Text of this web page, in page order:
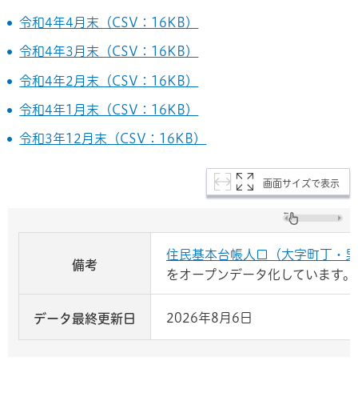
令和4年4月末（CSV：16KB）
令和4年3月末（CSV：16KB）
令和4年2月末（CSV：16KB）
令和4年1月末（CSV：16KB）
令和3年12月末（CSV：16KB）
画面サイズで表示
備考
住民基本台帳人口（大字町丁・
をオープンデータ化しています。
データ最終更新日 2026年8月6日